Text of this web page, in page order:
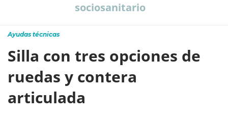
sociosanitario
Ayudas técnicas
Silla con tres opciones de
ruedas y contera
articulada